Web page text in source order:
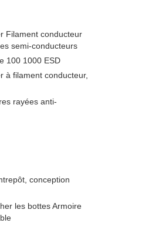
Filament conducteur
semi-conducteurs
100 1000 ESD
à filament conducteur,
rayées anti-
conception
les bottes Armoire